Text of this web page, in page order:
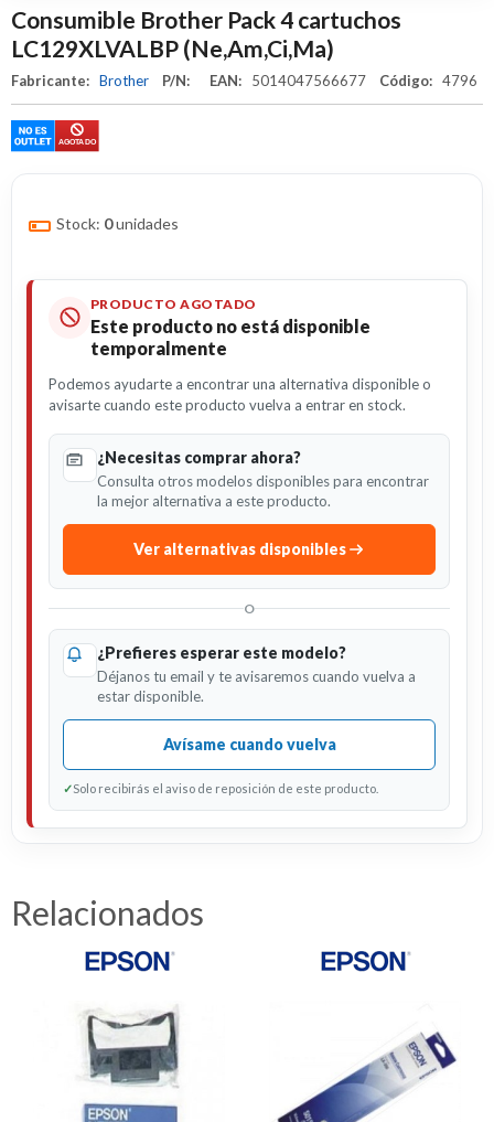
Consumible Brother Pack 4 cartuchos
LC129XLVALBP (Ne,Am,Ci,Ma)
Fabricante: Brother P/N: EAN: 5014047566677 Código: 4796
Stock: 0unidades
PRODUCTO AGOTADO
Este producto no está disponible
temporalmente
Podemos ayudarte a encontrar una alternativa disponible o
avisarte cuando este producto vuelva a entrar en stock.
¿Necesitas comprar ahora?
Consulta otros modelos disponibles para encontrar
la mejor alternativa a este producto.
Ver alternativas disponibles
O
¿Prefieres esperar este modelo?
Déjanos tu email y te avisaremos cuando vuelva a
estar disponible.
Avísame cuando vuelva
✓Solo recibirás el aviso de reposición de este producto.
Relacionados